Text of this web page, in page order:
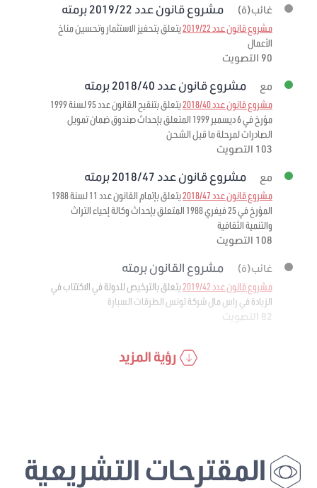
غائب(ة) مشروع قانون عدد 2019/22 برمته
مشروع قانون عدد 2019/22
يتعلق بتحفيز الاستثمار وتحسين مناخ
الأعمال
90 التصويت
مع مشروع قانون عدد 2018/40 برمته
مشروع قانون عدد 2018/40
يتعلق بتنقيح القانون عدد 95 لسنة 1999
مؤرخ في 6 ديسمبر 1999 المتعلق بإحداث صندوق ضمان تمويل
الصادرات لمرحلة ما قبل الشحن
103 التصويت
مع مشروع قانون عدد 2018/47 برمته
مشروع قانون عدد 2018/47
يتعلق بإتمام القانون عدد 11 لسنة 1988
المؤرخ في 25 فيفري 1988 المتعلق بإحداث وكالة إحياء التراث
والتنمية الثقافية
108 التصويت
غائب(ة) مشروع القانون برمته
مشروع قانون عدد 2019/42
يتعلق بالترخيص للدولة في الاكتتاب في
الزيادة في راس مال شركة تونس الطرقات السيارة
82 التصويت
رؤية المزيد
المقترحات التشريعية